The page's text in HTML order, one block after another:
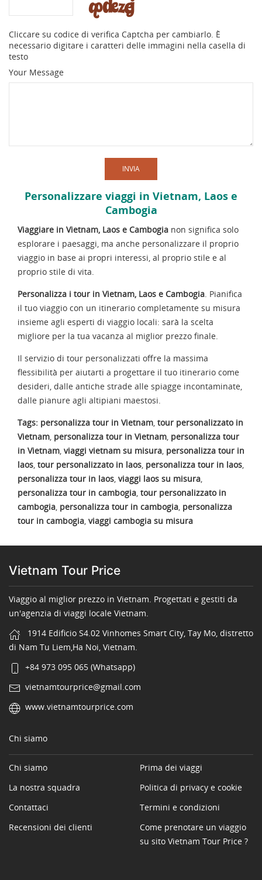
Cliccare su codice di verifica Captcha per cambiarlo. È
necessario digitare i caratteri delle immagini nella casella di
testo
Your Message
INVIA
Personalizzare viaggi in Vietnam, Laos e
Cambogia
Viaggiare in Vietnam, Laos e Cambogia non significa solo
esplorare i paesaggi, ma anche personalizzare il proprio
viaggio in base ai propri interessi, al proprio stile e al
proprio stile di vita.
Personalizza i tour in Vietnam, Laos e Cambogia. Pianifica
il tuo viaggio con un itinerario completamente su misura
insieme agli esperti di viaggio locali: sarà la scelta
migliore per la tua vacanza al miglior prezzo finale.
Il servizio di tour personalizzati offre la massima
flessibilità per aiutarti a progettare il tuo itinerario come
desideri, dalle antiche strade alle spiagge incontaminate,
dalle pianure agli altipiani maestosi.
Tags: personalizza tour in Vietnam, tour personalizzato in
Vietnam, personalizza tour in Vietnam, personalizza tour
in Vietnam, viaggi vietnam su misura, personalizza tour in
laos, tour personalizzato in laos, personalizza tour in laos,
personalizza tour in laos, viaggi laos su misura,
personalizza tour in cambogia, tour personalizzato in
cambogia, personalizza tour in cambogia, personalizza
tour in cambogia, viaggi cambogia su misura
Vietnam Tour Price
Viaggio al miglior prezzo in Vietnam. Progettati e gestiti da
un'agenzia di viaggi locale Vietnam.
1914 Edificio S4.02 Vinhomes Smart City, Tay Mo, distretto
di Nam Tu Liem,Ha Noi, Vietnam.
+84 973 095 065 (Whatsapp)
vietnamtourprice@gmail.com
www.vietnamtourprice.com
Chi siamo
Chi siamo
La nostra squadra
Contattaci
Recensioni dei clienti
Prima dei viaggi
Politica di privacy e cookie
Termini e condizioni
Come prenotare un viaggio
su sito Vietnam Tour Price ?